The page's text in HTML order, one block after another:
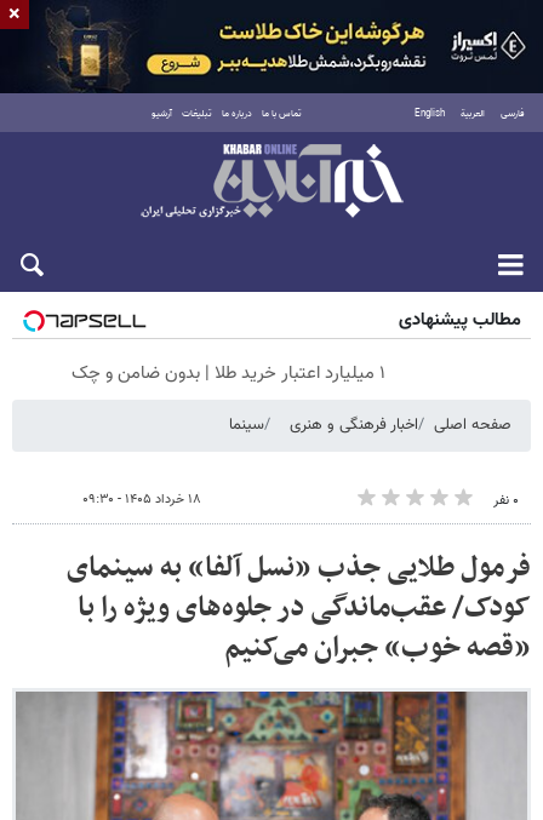
فارسی العربية English تماس با ما درباره ما تبلیغات آرشیو
جمعه ۱۶ مرداد ۱۴۰۵
مطالب پیشنهادی
۱ میلیارد اعتبار خرید طلا | بدون ضامن و چک
صفحه اصلی اخبار فرهنگی و هنری سینما
۰ نفر ۱۸ خرداد ۱۴۰۵ - ۰۹:۳۰
فرمول طلایی جذب «نسل آلفا» به سینمای
کودک/ عقب‌ماندگی در جلوه‌های ویژه را با
«قصه خوب» جبران می‌کنیم
×